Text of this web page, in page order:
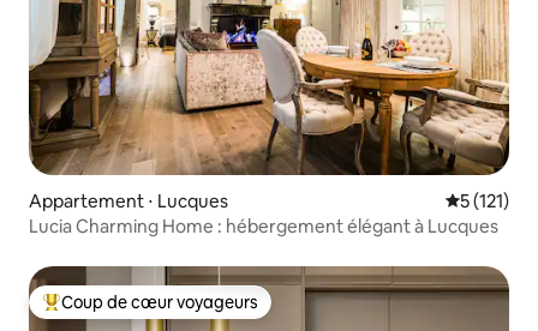
Appartement ⋅ Lucques Évaluation
5 (121)
Lucia Charming Home : hébergement élégant à Lucques
Coups de cœur voyageurs les plus appréciés
Coup de cœur voyageurs